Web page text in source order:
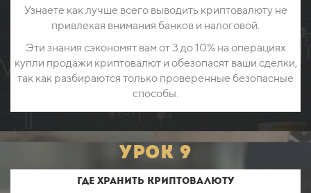
Узнаете как лучше всего выводить криптовалюту не
привлекая внимания банков и налоговой.
Эти знания сэкономят вам от 3 до 10% на операциях
купли продажи криптовалют и обезопасят ваши сделки,
так как разбираются только проверенные безопасные
способы.
урок 9
Где хранить криптовалюту